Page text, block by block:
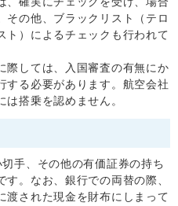
その他、ブラックリスト（テロ
ト）によるチェックも行われて
際しては、入国審査の有無にか
する必要があります。航空会社
搭乗を認めません。
手、その他の有価証券の持ち
。なお、銀行での両替の際、
渡された現金を財布にしまって